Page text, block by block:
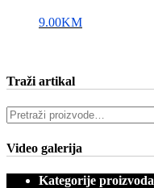
9.00KM
Traži artikal
Pretraži:
Video galerija
Kategorije proizvoda